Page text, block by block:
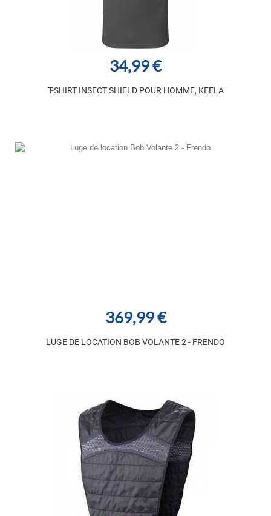
34,99 €
T-SHIRT INSECT SHIELD POUR HOMME, KEELA
369,99 €
LUGE DE LOCATION BOB VOLANTE 2 - FRENDO